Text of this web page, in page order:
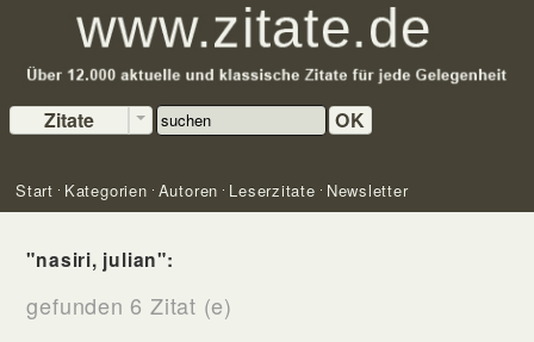
Zitate OK
Start Kategorien Autoren Leserzitate Newsletter
"nasiri, julian":
gefunden 6 Zitat (e)